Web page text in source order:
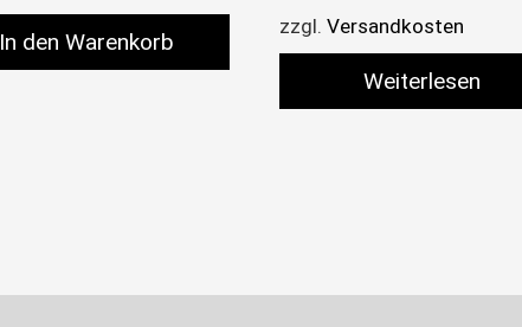
In den Warenkorb
zzgl. Versandkosten
Weiterlesen